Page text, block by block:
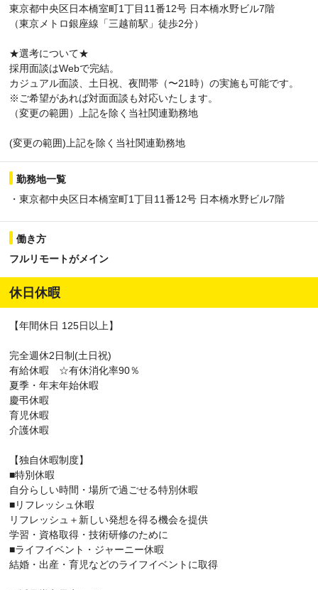
東京都中央区日本橋室町1丁目11番12号 日本橋水野ビル7階
（東京メトロ銀座線「三越前駅」徒歩2分）
★選考について★
採用面談はWebで完結。
カジュアル面談、土日祝、夜間帯（〜21時）の実施も可能です。
※ご希望があれば対面面談も対応いたします。
（変更の範囲）上記を除く当社関連勤務地
(変更の範囲)上記を除く当社関連勤務地
勤務地一覧
・東京都中央区日本橋室町1丁目11番12号 日本橋水野ビル7階
働き方
フルリモートがメイン
休日休暇
【年間休日 125日以上】
完全週休2日制(土日祝)
有給休暇 ☆有休消化率90％
夏季・年末年始休暇
慶弔休暇
育児休暇
介護休暇
【独自休暇制度】
■特別休暇
自分らしい時間・場所で過ごせる特別休暇
■リフレッシュ休暇
リフレッシュ＋新しい発想を得る機会を提供
学習・資格取得・技術研修のために
■ライフイベント・ジャーニー休暇
結婚・出産・育児などのライフイベントに取得